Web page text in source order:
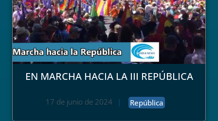
EN MARCHA HACIA LA III REPÚBLICA
17 de junio de 2024 | República